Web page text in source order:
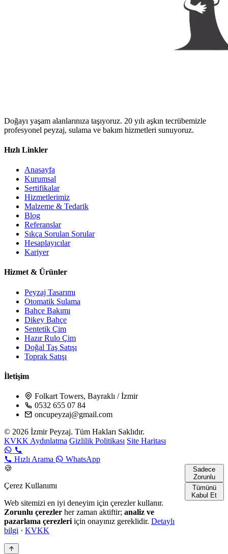
Doğayı yaşam alanlarınıza taşıyoruz. 20 yılı aşkın tecrübemizle
profesyonel peyzaj, sulama ve bakım hizmetleri sunuyoruz.
Hızlı Linkler
Anasayfa
Kurumsal
Sertifikalar
Hizmetlerimiz
Malzeme & Tedarik
Blog
Referanslar
Sıkça Sorulan Sorular
Hesaplayıcılar
Kariyer
Hizmet & Ürünler
Peyzaj Tasarımı
Otomatik Sulama
Bahçe Bakımı
Dikey Bahçe
Sentetik Çim
Hazır Rulo Çim
Doğal Taş Satışı
Toprak Satışı
İletişim
Folkart Towers, Bayraklı / İzmir
0532 655 07 84
oncupeyzaj@gmail.com
© 2026 İzmir Peyzaj. Tüm Hakları Saklıdır.
KVKK Aydınlatma Gizlilik Politikası Site Haritası
Hızlı Arama
WhatsApp
🍪
Çerez Kullanımı
Web sitemizi en iyi deneyim için çerezler kullanır.
Zorunlu çerezler her zaman aktiftir; analiz ve
pazarlama çerezleri için onayınız gereklidir. Detaylı
bilgi · KVKK
Sadece
Zorunlu
Tümünü
Kabul Et